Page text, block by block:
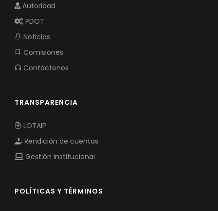
Autoridad
PDOT
Noticias
Comisiones
Contáctenos
TRANSPARENCIA
LOTAIP
Rendición de cuentas
Gestión Institucional
POLÍTICAS Y TÉRMINOS